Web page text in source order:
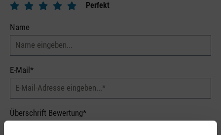
Perfekt
Name
E-Mail*
Überschrift Bewertung*